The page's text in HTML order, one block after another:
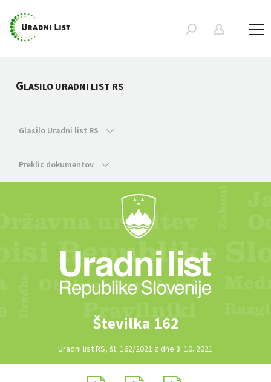
GLASILO URADNI LIST RS
Glasilo Uradni list RS
Preklic dokumentov
Številka 162
Uradni list RS, št. 162/2021 z dne 8. 10. 2021